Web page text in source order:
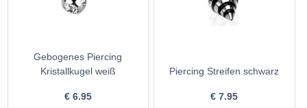
Gebogenes Piercing
Kristallkugel weiß
€ 6.95
Piercing Streifen schwarz
€7.95